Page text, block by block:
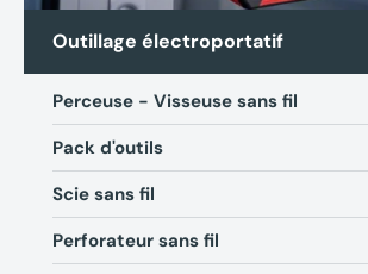
Outillage électroportatif
Perceuse - Visseuse sans fil
Pack d'outils
Scie sans fil
Perforateur sans fil